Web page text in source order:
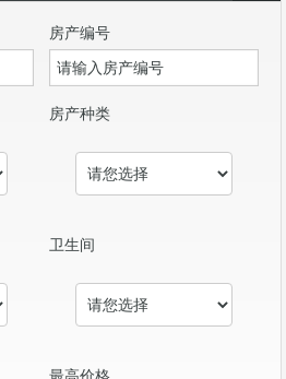
房产编号
房产种类
卫生间